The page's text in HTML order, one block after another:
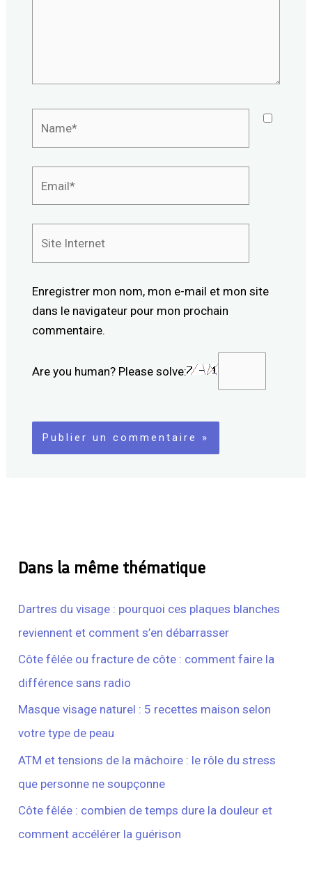
Enregistrer mon nom, mon e-mail et mon site
dans le navigateur pour mon prochain
commentaire.
Are you human? Please solve:
Dans la même thématique
Dartres du visage : pourquoi ces plaques blanches
reviennent et comment s’en débarrasser
Côte fêlée ou fracture de côte : comment faire la
différence sans radio
Masque visage naturel : 5 recettes maison selon
votre type de peau
ATM et tensions de la mâchoire : le rôle du stress
que personne ne soupçonne
Côte fêlée : combien de temps dure la douleur et
comment accélérer la guérison